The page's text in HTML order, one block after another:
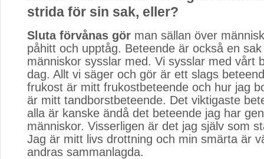
strida för sin sak, eller?
Sluta förvånas gör man sällan över
påhitt och upptåg. Beteende är också en
människor sysslar med. Vi sysslar med vårt
dag. Allt vi säger och gör är ett slags
frukost är mitt frukostbeteende och hur jag
är mitt tandborstbeteende. Det viktigaste
alla är kanske ändå det beteende jag har
människor. Visserligen är det jag själv som
Jag är mitt livs drottning och min smärta är
andras sammanlagda.